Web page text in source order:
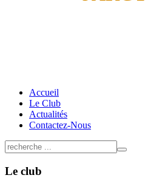
Accueil
Le Club
Actualités
Contactez-Nous
Le club